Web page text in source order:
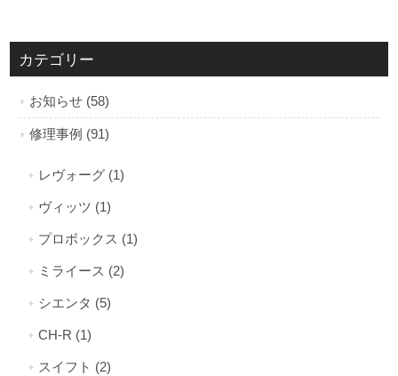
カテゴリー
お知らせ (58)
修理事例 (91)
レヴォーグ (1)
ヴィッツ (1)
プロボックス (1)
ミライース (2)
シエンタ (5)
CH-R (1)
スイフト (2)